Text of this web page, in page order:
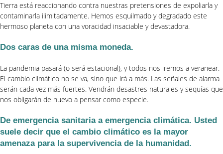
Tierra está reaccionando contra nuestras pretensiones de expoliarla y
contaminarla ilimitadamente. Hemos esquilmado y degradado este
hermoso planeta con una voracidad insaciable y devastadora.
Dos caras de una misma moneda.
La pandemia pasará (o será estacional), y todos nos iremos a veranear.
El cambio climático no se va, sino que irá a más. Las señales de alarma
serán cada vez más fuertes. Vendrán desastres naturales y sequías que
nos obligarán de nuevo a pensar como especie.
De emergencia sanitaria a emergencia climática. Usted
suele decir que el cambio climático es la mayor
amenaza para la supervivencia de la humanidad.